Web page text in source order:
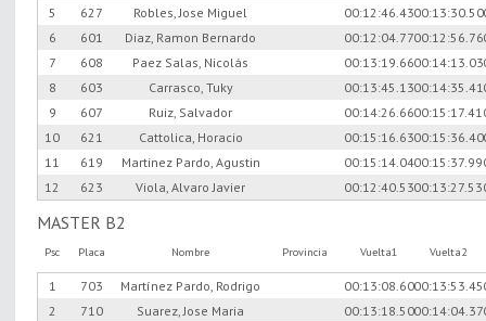
5
627 Robles, Jose Miguel 00:12:46.4300:13:30.50
6
601 Diaz, Ramon Bernardo 00:12:04.7700:12:56.76
7
608 Paez Salas, Nicolás 00:13:19.6600:14:13.03
8
603 Carrasco, Tuky 00:13:45.1300:14:35.41
9
607 Ruiz, Salvador 00:14:26.6600:15:17.41
10
621 Cattolica, Horacio 00:15:16.6300:15:36.40
11
619 Martinez Pardo, Agustin 00:15:14.0400:15:37.99
12
623 Viola, Alvaro Javier 00:12:40.5300:13:27.53
MASTER B2
Psc Placa Nombre Provincia Vuelta1 Vuelta2
1 703 Martínez Pardo, Rodrigo 00:13:08.6000:13:53.45
2
710 Suarez, Jose Maria 00:13:18.5000:14:04.37